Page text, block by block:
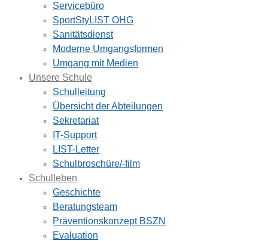
Servicebüro
SportStyLIST OHG
Sanitätsdienst
Moderne Umgangsformen
Umgang mit Medien
Unsere Schule
Schulleitung
Übersicht der Abteilungen
Sekretariat
IT-Support
LIST-Letter
Schulbroschüre/-film
Schulleben
Geschichte
Beratungsteam
Präventionskonzept BSZN
Evaluation